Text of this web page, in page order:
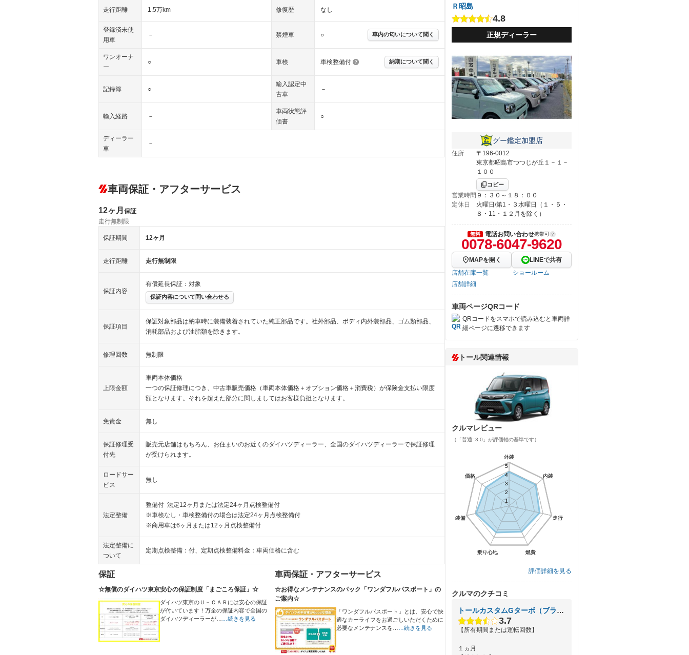
走行距離 1.5万km 修復歴 なし
登録済未使
用車
－ 禁煙車 ○ 車内の匂いについて聞く
ワンオーナ
ー
○ 車検 車検整備付 納期について聞く
記録簿 ○
輸入認定中
古車
－
輸入経路 －
車両状態評
価書
○
ディーラー
車
－
車両保証・アフターサービス
12ヶ月 保証
走行無制限
保証期間 12ヶ月
走行距離 走行無制限
保証内容
有償延長保証：対象
保証内容について問い合わせる
保証項目
保証対象部品は納車時に装備装着されていた純正部品です。社外部品、ボディ内外装部品、ゴム類部品、
消耗部品および油脂類を除きます。
修理回数 無制限
上限金額
車両本体価格
一つの保証修理につき、中古車販売価格（車両本体価格＋オプション価格＋消費税）が保険金支払い限度
額となります。それを超えた部分に関しましてはお客様負担となります。
免責金 無し
保証修理受
付先
販売元店舗はもちろん、お住まいのお近くのダイハツディーラー、全国のダイハツディーラーで保証修理
が受けられます。
ロードサー
ビス
無し
法定整備
整備付 法定12ヶ月または法定24ヶ月点検整備付
※車検なし・車検整備付の場合は法定24ヶ月点検整備付
※商用車は6ヶ月または12ヶ月点検整備付
法定整備に
ついて
定期点検整備：付、定期点検整備料金：車両価格に含む
保証
☆無償のダイハツ東京安心の保証制度「まごころ保証」☆
ダイハツ東京のＵ－ＣＡＲには安心の保証
が付いています！万全の保証内容で全国の
ダイハツディーラーが…
…続きを見る
車両保証・アフターサービス
☆お得なメンテナンスのパック「ワンダフルパスポート」の
ご案内☆
「ワンダフルパスポート」とは、安心で快
適なカーライフをお過ごしいただくために
必要なメンテナンスを…
…続きを見る
Ｒ昭島
4.8
正規ディーラー
グー鑑定加盟店
住所
〒196-0012
東京都昭島市つつじが丘１－１－
１００
コピー
営業時間 ９：３０～１８：００
定休日
火曜日/第1・３水曜日（１・５・
８・11・１２月を除く）
無料 電話お問い合わせ携帯可
0078-6047-9620
MAPを開く
LINEで共有
店舗在庫一覧
ショールーム
店舗詳細
車両ページQRコード
QRコードをスマホで読み込むと車両詳
細ページに遷移できます
トール関連情報
クルマレビュー
（「普通=3.0」が評価軸の基準です）
外装
内装
走行
燃費
乗り心地
装備
価格
1
2
3
4
5
外装
内装
走行
燃費
乗り心地
装備
価格
1
2
3
4
5
評価詳細を見る
クルマのクチコミ
トールカスタムGターボ（ブラック）
3.7
【所有期間または運転回数】
１ヵ月